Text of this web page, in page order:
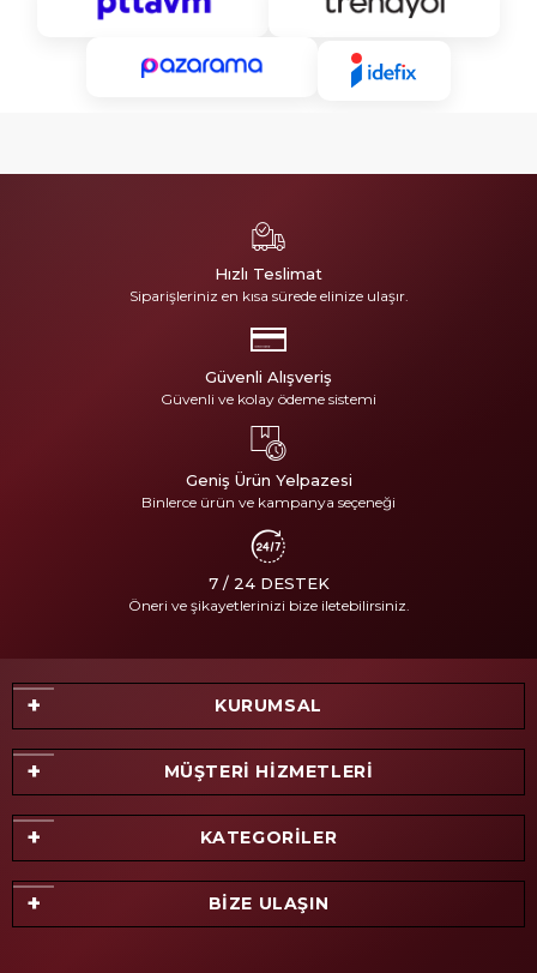
Hızlı Teslimat
Siparişleriniz en kısa sürede elinize ulaşır.
Güvenli Alışveriş
Güvenli ve kolay ödeme sistemi
Geniş Ürün Yelpazesi
Binlerce ürün ve kampanya seçeneği
7 / 24 DESTEK
Öneri ve şikayetlerinizi bize iletebilirsiniz.
KURUMSAL
MÜŞTERİ HİZMETLERİ
KATEGORİLER
BİZE ULAŞIN